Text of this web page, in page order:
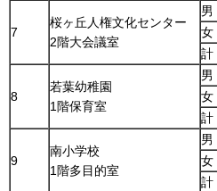
7
桜ヶ丘人権文化センター
2階大会議室
男
女
計
8
若葉幼稚園
1階保育室
男
女
計
9
南小学校
1階多目的室
男
女
計